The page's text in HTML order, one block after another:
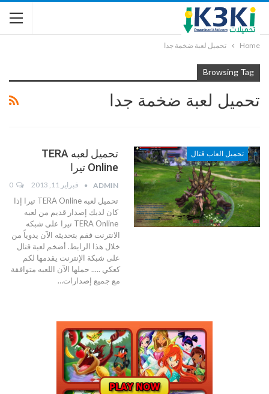
Home تحميل لعبة ضخمة جدا
Browsing Tag
تحميل لعبة ضخمة جدا
تحميل العاب قتال
تحميل لعبه TERA
Online تيرا
ADMIN فبراير 11, 2013
تحميل لعبه TERA Online تيرا إذا
كان لديك إصدار قديم من لعبه
TERA Online تيرا على شبكه
الانترنت فقم بتحديثه الآن يدوياً من
خلال هذا الرابط. أضخم لعبة قتال
على شبكة الإنترنت يقدمها لكم
كعكي ..... حملها الآن اللعبه متوافقة
مع جميع إصدارات…